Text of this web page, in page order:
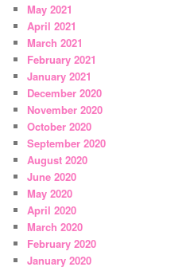
May 2021
April 2021
March 2021
February 2021
January 2021
December 2020
November 2020
October 2020
September 2020
August 2020
June 2020
May 2020
April 2020
March 2020
February 2020
January 2020